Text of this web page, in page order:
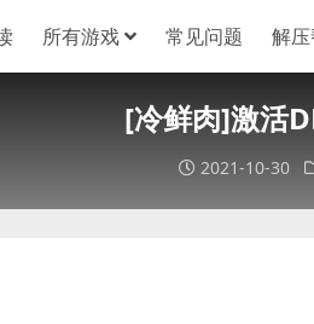
所有游戏 常见问题 解
[冷鲜肉]激活
2021-10-30